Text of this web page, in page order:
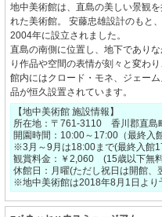
地中美術館は、直島の美しい景観
れた美術館。 安藤忠雄設計のもと
2004年に設立されました。
直島の南側に位置し、地下であり
り作品や空間の表情が刻々と変わ
館内にはクロード・モネ、ジェー
品が恒久設置されています。
【地中美術館 施設情報】
所在地：〒761-3110 香川郡直
開園時間：10:00～17:00（最終入
※3月～9月は18:00まで(最終入館
観賞料金：￥2,060 (15歳以下無
休館日：月曜(ただし祝日は開館、
※地中美術館は2018年8月1日より